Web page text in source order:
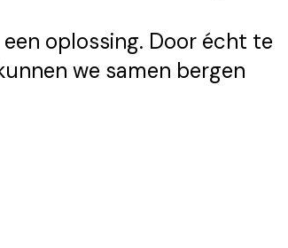
oplossing. Door écht te
we samen bergen